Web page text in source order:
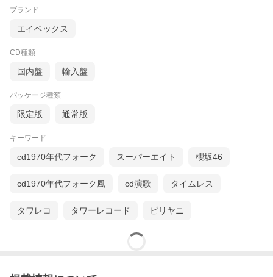
ブランド
エイベックス
CD種類
国内盤 輸入盤
パッケージ種類
限定版 通常版
キーワード
cd1970年代フォーク スーパーエイト 櫻坂46
cd1970年代フォーク風 cd演歌 タイムレス
タワレコ タワーレコード ビリヤニ